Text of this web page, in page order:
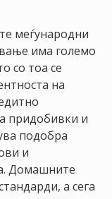
меѓународни
има големо
со тоа се
на
придобивки и
подобра
и
Домашните
а сега